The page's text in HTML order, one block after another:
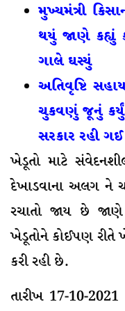
મુખ્યમંત્રી
થયું જાણે
ગાલે ઘસ્યું
અતિવૃષ્ટિ
ચુકવણું જૂનું
સરકાર રહી
ખેડૂતો માટે
દેખાડવાના અલગ ને
રચાતો જાય છે
ખેડૂતોને કોઈપણ રીતે
કરી રહી છે.
તારીખ 17-10-